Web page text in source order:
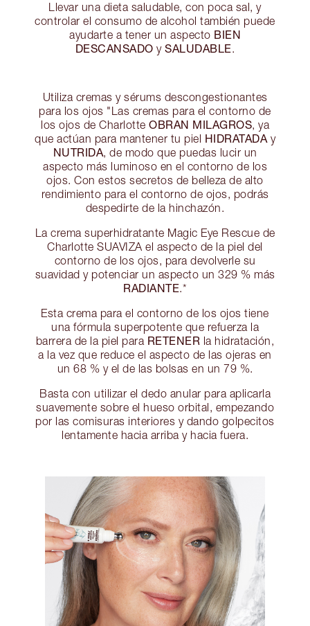
Llevar una dieta saludable, con poca sal, y
controlar el consumo de alcohol también puede
ayudarte a tener un aspecto BIEN
DESCANSADO ySALUDABLE.
Utiliza cremas y sérums descongestionantes
para los ojos "Las cremas para el contorno de
los ojos de Charlotte OBRAN MILAGROS, ya
que actúan para mantener tu piel HIDRATADA y
NUTRIDA, de modo que puedas lucir un
aspecto más luminoso en el contorno de los
ojos. Con estos secretos de belleza de alto
rendimiento para el contorno de ojos, podrás
despedirte de la hinchazón.
La crema superhidratante Magic Eye Rescue de
Charlotte SUAVIZA el aspecto de la piel del
contorno de los ojos, para devolverle su
suavidad y potenciar un aspecto un 329 % más
RADIANTE.*
Esta crema para el contorno de los ojos tiene
una fórmula superpotente que refuerza la
barrera de la piel para RETENER la hidratación,
a la vez que reduce el aspecto de las ojeras en
un 68 % y el de las bolsas en un 79 %.
Basta con utilizar el dedo anular para aplicarla
suavemente sobre el hueso orbital, empezando
por las comisuras interiores y dando golpecitos
lentamente hacia arriba y hacia fuera.